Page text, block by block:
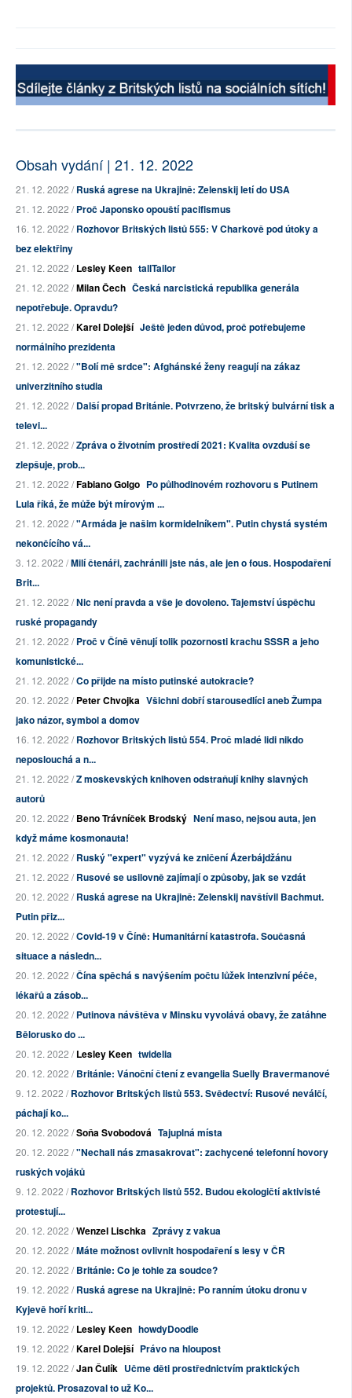
Obsah vydání | 21. 12. 2022
21. 12. 2022 /Ruská agrese na Ukrajině: Zelenskij letí do USA
21. 12. 2022 /Proč Japonsko opouští pacifismus
16. 12. 2022 /Rozhovor Britských listů 555: V Charkově pod útoky a
bez elektřiny
21. 12. 2022 /Lesley Keen tallTailor
21. 12. 2022 /Milan Čech Česká narcistická republika generála
nepotřebuje. Opravdu?
21. 12. 2022 /Karel Dolejší Ještě jeden důvod, proč potřebujeme
normálního prezidenta
21. 12. 2022 /"Bolí mě srdce": Afghánské ženy reagují na zákaz
univerzitního studia
21. 12. 2022 /Další propad Británie. Potvrzeno, že britský bulvární tisk a
televi...
21. 12. 2022 /Zpráva o životním prostředí 2021: Kvalita ovzduší se
zlepšuje, prob...
21. 12. 2022 /Fabiano Golgo Po půlhodinovém rozhovoru s Putinem
Lula říká, že může být mírovým ...
21. 12. 2022 /"Armáda je našim kormidelníkem". Putin chystá systém
nekončícího vá...
3. 12. 2022 /Milí čtenáři, zachránili jste nás, ale jen o fous. Hospodaření
Brit...
21. 12. 2022 /Nic není pravda a vše je dovoleno. Tajemství úspěchu
ruské propagandy
21. 12. 2022 /Proč v Číně věnují tolik pozornosti krachu SSSR a jeho
komunistické...
21. 12. 2022 /Co přijde na místo putinské autokracie?
20. 12. 2022 /Peter Chvojka Všichni dobří starousedlíci aneb Žumpa
jako názor, symbol a domov
16. 12. 2022 /Rozhovor Britských listů 554. Proč mladé lidi nikdo
neposlouchá a n...
21. 12. 2022 /Z moskevských knihoven odstraňují knihy slavných
autorů
20. 12. 2022 /Beno Trávníček Brodský Není maso, nejsou auta, jen
když máme kosmonauta!
21. 12. 2022 /Ruský "expert" vyzývá ke zničení Ázerbájdžánu
21. 12. 2022 /Rusové se usilovně zajímají o způsoby, jak se vzdát
20. 12. 2022 /Ruská agrese na Ukrajině: Zelenskij navštívil Bachmut.
Putin přiz...
20. 12. 2022 /Covid-19 v Číně: Humanitární katastrofa. Současná
situace a následn...
20. 12. 2022 /Čína spěchá s navýšením počtu lůžek intenzivní péče,
lékařů a zásob...
20. 12. 2022 /Putinova návštěva v Minsku vyvolává obavy, že zatáhne
Bělorusko do ...
20. 12. 2022 /Lesley Keen twidelia
20. 12. 2022 /Británie: Vánoční čtení z evangelia Suelly Bravermanové
9. 12. 2022 /Rozhovor Britských listů 553. Svědectví: Rusové neválčí,
páchají ko...
20. 12. 2022 /Soňa Svobodová Tajuplná místa
20. 12. 2022 /"Nechali nás zmasakrovat": zachycené telefonní hovory
ruských vojáků
9. 12. 2022 /Rozhovor Britských listů 552. Budou ekologičtí aktivisté
protestují...
20. 12. 2022 /Wenzel Lischka Zprávy z vakua
20. 12. 2022 /Máte možnost ovlivnit hospodaření s lesy v ČR
20. 12. 2022 /Británie: Co je tohle za soudce?
19. 12. 2022 /Ruská agrese na Ukrajině: Po ranním útoku dronu v
Kyjevě hoří kriti...
19. 12. 2022 /Lesley Keen howdyDoodle
19. 12. 2022 /Karel Dolejší Právo na hloupost
19. 12. 2022 /Jan Čulík Učme děti prostřednictvím praktických
projektů. Prosazoval to už Ko...